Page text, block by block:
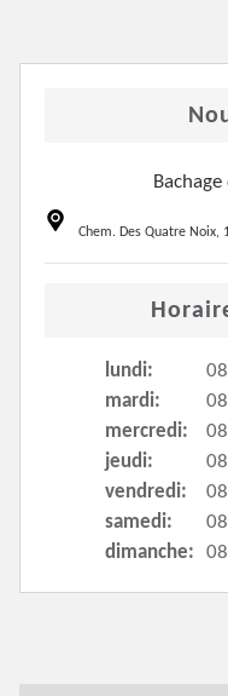
Chem. Des Quatre Noix,
lundi:
mardi:
mercredi:
jeudi:
vendredi:
samedi:
dimanche: